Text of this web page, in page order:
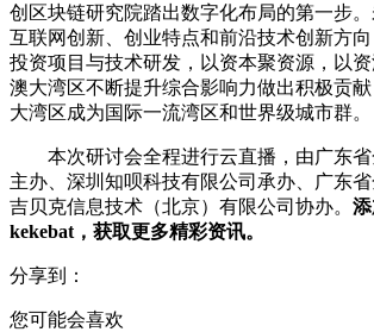
创区块链研究院踏出数字化布局的第一步
互联网创新、创业特点和前沿技术创新方
投资项目与技术研发，以资本聚资源，以
澳大湾区不断提升综合影响力做出积极贡
大湾区成为国际一流湾区和世界级城市群。
本次研讨会全程进行云直播，由广东省
主办、深圳知呗科技有限公司承办、广东
吉贝克信息技术（北京）有限公司协办。
kekebat，获取更多精彩资讯。
分享到：
您可能会喜欢